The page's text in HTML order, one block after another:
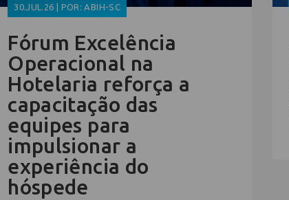
30.JUL.26 | POR: ABIH-SC
Fórum Excelência
Operacional na
Hotelaria reforça a
capacitação das
equipes para
impulsionar a
experiência do
hóspede